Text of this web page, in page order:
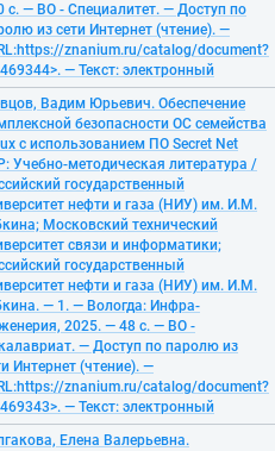
с. — ВО - Специалитет. — Доступ по
из сети Интернет (чтение). —
znanium.ru/catalog/document?
— Текст: электронный
Вадим Юрьевич. Обеспечение
безопасности ОС семейства
с использованием ПО Secret Net
Учебно-методическая литература /
государственный
нефти и газа (НИУ) им. И.М.
Московский технический
связи и информатики;
государственный
нефти и газа (НИУ) им. И.М.
— 1. — Вологда: Инфра-
2025. — 48 с. — ВО -
— Доступ по паролю из
Интернет (чтение). —
znanium.ru/catalog/document?
— Текст: электронный
Елена Валерьевна.